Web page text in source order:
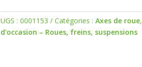
UGS :0001153 Catégories :Axes de roue,
d'occasion – Roues, freins, suspensions